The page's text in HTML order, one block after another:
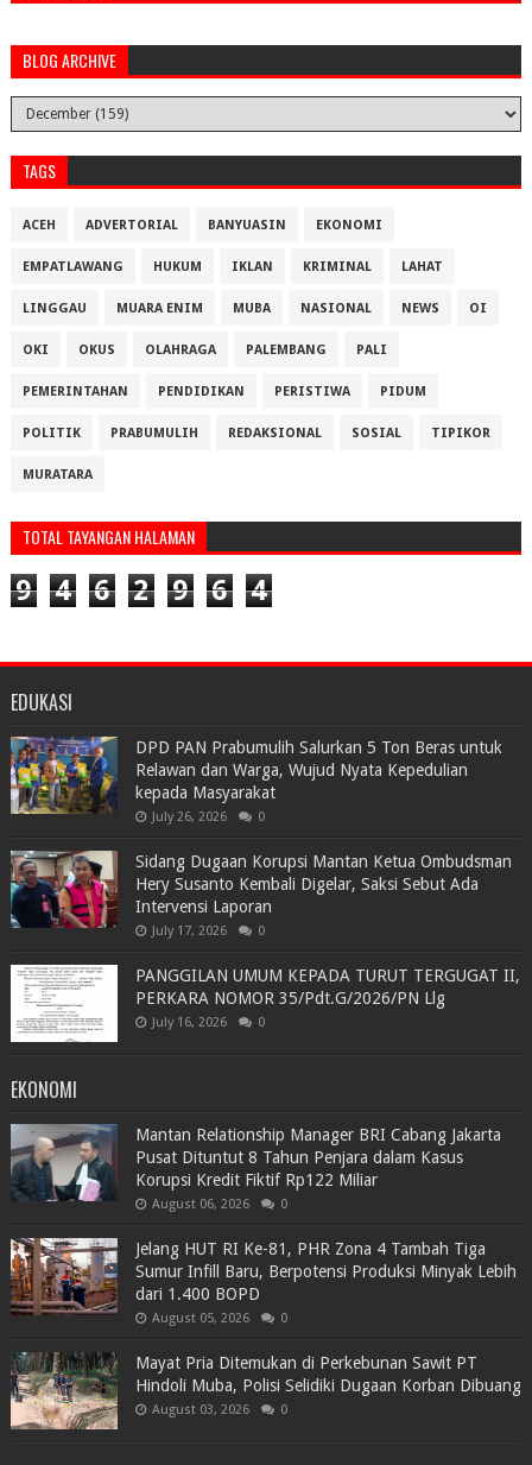
BLOG ARCHIVE
TAGS
ACEH ADVERTORIAL BANYUASIN EKONOMI
EMPATLAWANG HUKUM IKLAN KRIMINAL LAHAT
LINGGAU MUARA ENIM MUBA NASIONAL NEWS OI
OKI OKUS OLAHRAGA PALEMBANG PALI
PEMERINTAHAN PENDIDIKAN PERISTIWA PIDUM
POLITIK PRABUMULIH REDAKSIONAL SOSIAL TIPIKOR
MURATARA
TOTAL TAYANGAN HALAMAN
9 4 6 2 9 6 4
EDUKASI
DPD PAN Prabumulih Salurkan 5 Ton Beras untuk
Relawan dan Warga, Wujud Nyata Kepedulian
kepada Masyarakat
July 26, 2026 0
Sidang Dugaan Korupsi Mantan Ketua Ombudsman
Hery Susanto Kembali Digelar, Saksi Sebut Ada
Intervensi Laporan
July 17, 2026 0
PANGGILAN UMUM KEPADA TURUT TERGUGAT II,
PERKARA NOMOR 35/Pdt.G/2026/PN Llg
July 16, 2026 0
EKONOMI
Mantan Relationship Manager BRI Cabang Jakarta
Pusat Dituntut 8 Tahun Penjara dalam Kasus
Korupsi Kredit Fiktif Rp122 Miliar
August 06, 2026 0
Jelang HUT RI Ke-81, PHR Zona 4 Tambah Tiga
Sumur Infill Baru, Berpotensi Produksi Minyak Lebih
dari 1.400 BOPD
August 05, 2026 0
Mayat Pria Ditemukan di Perkebunan Sawit PT
Hindoli Muba, Polisi Selidiki Dugaan Korban Dibuang
August 03, 2026 0